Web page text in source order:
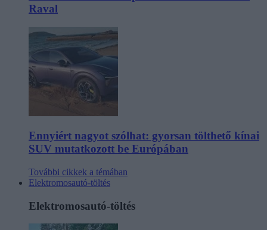
Raval
Ennyiért nagyot szólhat: gyorsan tölthető kínai
SUV mutatkozott be Európában
További cikkek a témában
Elektromosautó-töltés
Elektromosautó-töltés